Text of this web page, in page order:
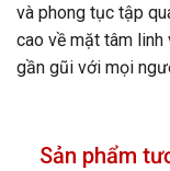
và phong tục tập
cao về mặt tâm linh
gần gũi với mọi
Sản phẩm